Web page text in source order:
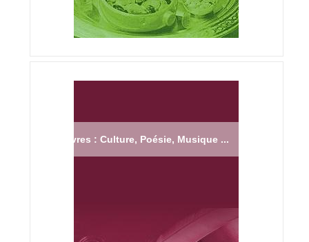
Livres : Culture, Poésie, Musique ...